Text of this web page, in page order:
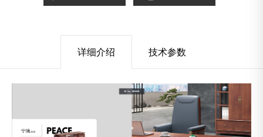
详细介绍 技术参数